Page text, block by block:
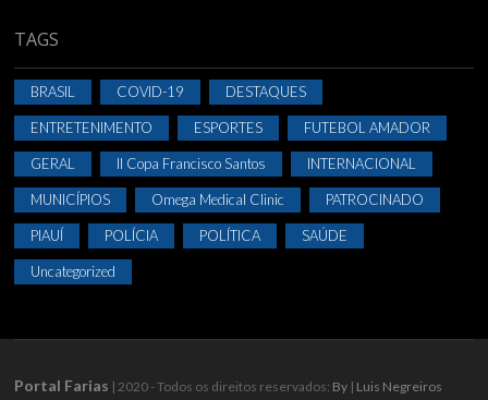
TAGS
BRASIL COVID-19 DESTAQUES
ENTRETENIMENTO ESPORTES FUTEBOL AMADOR
GERAL II Copa Francisco Santos INTERNACIONAL
MUNICÍPIOS Omega Medical Clinic PATROCINADO
PIAUÍ POLÍCIA POLÍTICA SAÚDE
Uncategorized
Portal Farias | 2020 - Todos os direitos reservados: By | Luis Negreiros